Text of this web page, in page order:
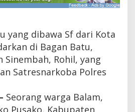
yang dibawa Sf dari Kota
di Bagan Batu,
Sinembah, Rohil, yang
Satresnarkoba Polres
Seorang warga Balam,